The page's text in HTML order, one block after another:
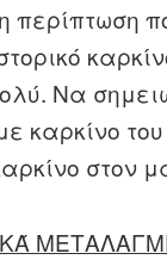
περίπτωση
Να
καρκίνο
στον